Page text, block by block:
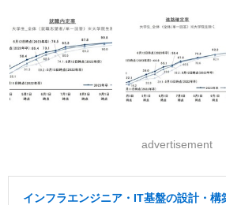
advertisement
インフラエンジニア・IT基盤の設計・構